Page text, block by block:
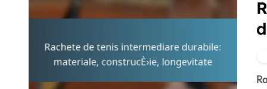
Rachetele de tenis intermediare durabile sunt